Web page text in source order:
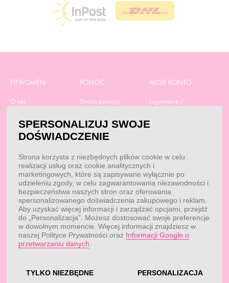
FITWOMEN
O nas
RODO
Obowiązek
Dane do przelewu
Przepisy
Blog
POMOC
Strona pomocy
Regulamin zakupów
Aktualne promocje
Odstąp od umowy tutaj
Dobór suplementacji
Kontakt
MOJE KONTO
Logowanie /
Moje zamówienia
KONTAKT
Obsługa klienta:
pon. - pt.: 7:00 - 18:00
Obsługa klienta:
reklamacje@fitwomen.pl
SPERSONALIZUJ SWOJE
DOŚWIADCZENIE
Strona korzysta z niezbędnych plików cookie w celu
realizacji usług oraz cookie analitycznych i
marketingowych, które są zapisywane wyłącznie po
udzieleniu zgody, w celu zagwarantowania niezawodności i
bezpieczeństwa naszych stron oraz oferowania
spersonalizowanego doświadczenia zakupowego i reklam.
Aby uzyskać więcej informacji i zarządzać opcjami, przejdź
do „Personalizacja”. Możesz dostosować swoje preferencje
w dowolnym momencie. Więcej informacji znajdziesz w
naszej Polityce Prywatności oraz Informacji Google o
przetwarzaniu danych
TYLKO NIEZBĘDNE PERSONALIZACJA